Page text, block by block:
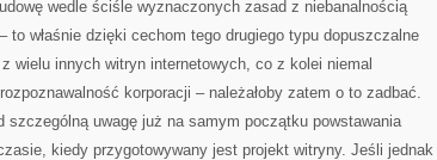
wedle ściśle wyznaczonych zasad z niebanalnością
to właśnie dzięki cechom tego drugiego typu dopuszczalne
wielu innych witryn internetowych, co z kolei niemal
korporacji – należałoby zatem o to zadbać.
uwagę już na samym początku powstawania
kiedy przygotowywany jest projekt witryny. Jeśli jednak